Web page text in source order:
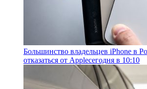
Большинство владельцев iPhone в
отказаться от Appleсегодня в 10:10